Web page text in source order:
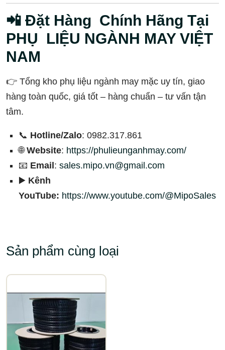
📲 Đặt Hàng Chính Hãng Tại
PHỤ LIỆU NGÀNH MAY VIỆT
NAM
👉 Tổng kho phụ liệu ngành may mặc uy tín, giao
hàng toàn quốc, giá tốt – hàng chuẩn – tư vấn tận
tâm.
📞 Hotline/Zalo: 0982.317.861
🌐Website: https://phulieunganhmay.com/
📧 Email : sales.mipo.vn@gmail.com
▶️ Kênh
YouTube: https://www.youtube.com/@MipoSales
Sản phẩm cùng loại